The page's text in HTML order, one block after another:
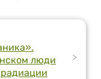
люди
радиации
>